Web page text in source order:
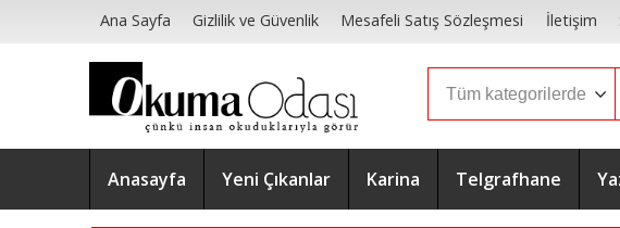
Ana Sayfa Gizlilik ve Güvenlik Mesafeli Satış Sözleşmesi İletişim
Anasayfa Yeni Çıkanlar Karina Telgrafhane